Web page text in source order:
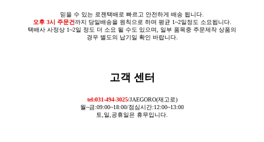
믿을 수 있는 로젠택배로 빠르고 안전하게 배송 됩니다.
오후 3시 주문건까지 당일배송을 원칙으로 하며 평균 1~2일정도 소요됩니다.
택배사 사정상 1~2일 정도 더 소요 될 수도 있으며, 일부 품목중 주문제작 상품의
경우 별도의 납기일 확인 바랍니다.
고객 센터
tel:031-494-3025/JAEGORO(재고로)
월~금:09:00~18:00/점심시간:12:00~13:00
토,일,공휴일은 휴무입니다.